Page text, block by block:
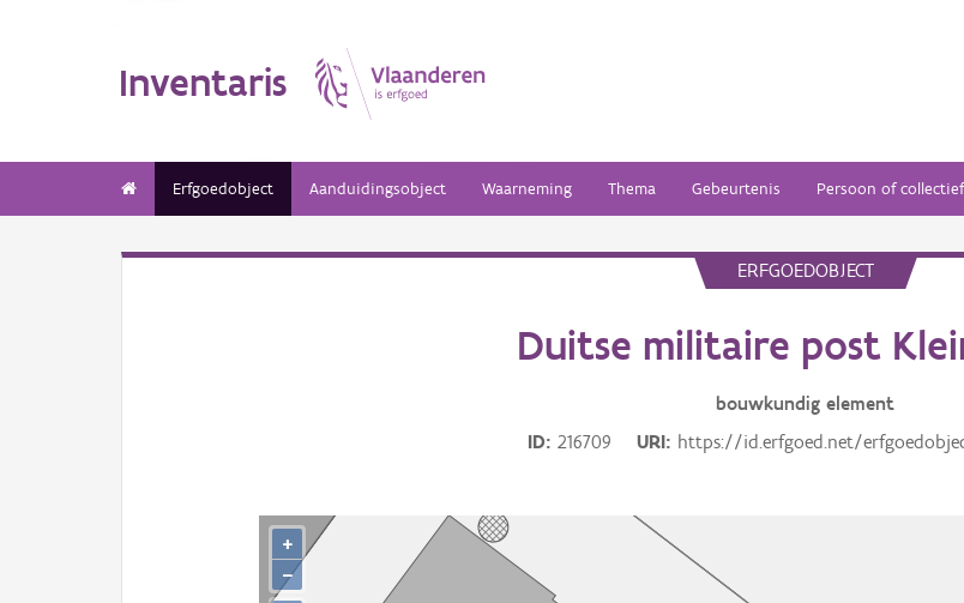
Inventaris
Erfgoedobject Aanduidingsobject Waarneming Thema Gebeurtenis Persoon of collectief
ERFGOEDOBJECT
Duitse militaire post
bouwkundig element
ID
216709 URI https://id.erfgoed.net/
+
−